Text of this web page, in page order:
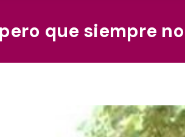
que siempre